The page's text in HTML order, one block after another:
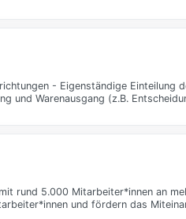
- Eigenständige Einteilung
und Warenausgang (z.B.
rund 5.000 Mitarbeiter*innen an
und fördern das